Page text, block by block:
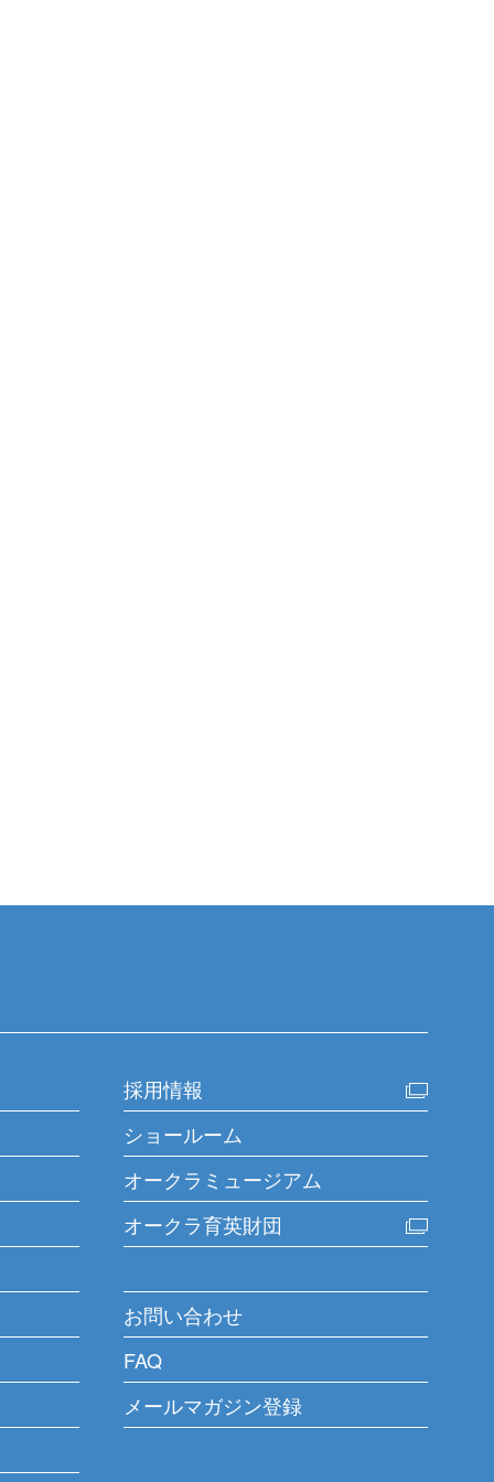
採用情報
ショールーム
オークラミュージアム
オークラ育英財団
お問い合わせ
FAQ
メールマガジン登録